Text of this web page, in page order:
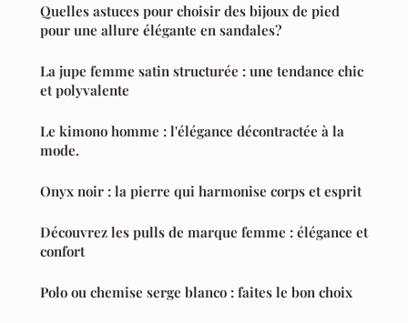
Quelles astuces pour choisir des bijoux de pied
pour une allure élégante en sandales?
La jupe femme satin structurée : une tendance chic
et polyvalente
Le kimono homme : l'élégance décontractée à la
mode.
Onyx noir : la pierre qui harmonise corps et esprit
Découvrez les pulls de marque femme : élégance et
confort
Polo ou chemise serge blanco : faites le bon choix